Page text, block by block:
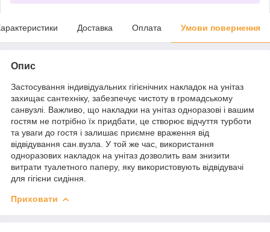
Доставка Оплата Умови повернення
Опис
Застосування індивідуальних гігієнічних накладок на унітаз
захищає сантехніку, забезпечує чистоту в громадському
санвузлі. Важливо, що накладки на унітаз одноразові і вашим
гостям не потрібно їх придбати, це створює відчуття турботи
та уваги до гостя і залишає приємне враження від
відвідування сан.вузла. У той же час, використання
одноразових накладок на унітаз дозволить вам знизити
витрати туалетного паперу, яку використовують відвідувачі
для гігієни сидіння.
Приховати